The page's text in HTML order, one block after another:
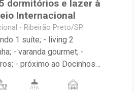
dormitórios e lazer à
Internacional
- Ribeirão Preto/SP
1 suíte; - living 2
- varanda gourmet; -
- próximo ao Docinhos